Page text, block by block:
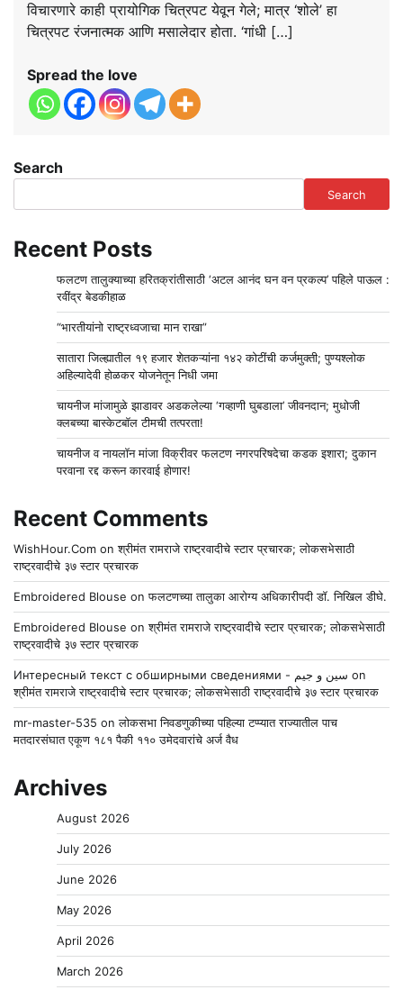
विचारणारे काही प्रायोगिक चित्रपट येवून गेले; मात्र ‘शोले’ हा
चित्रपट रंजनात्मक आणि मसालेदार होता. ‘गांधी […]
Spread the love
Search
Search
Recent Posts
फलटण तालुक्याच्या हरितक्रांतीसाठी ‘अटल आनंद घन वन प्रकल्प’ पहिले पाऊल :
रवींद्र बेडकीहाळ
“भारतीयांनो राष्ट्रध्वजाचा मान राखा”
सातारा जिल्ह्यातील १९ हजार शेतकऱ्यांना १४२ कोटींची कर्जमुक्ती; पुण्यश्लोक
अहिल्यादेवी होळकर योजनेतून निधी जमा
चायनीज मांजामुळे झाडावर अडकलेल्या ‘गव्हाणी घुबडाला’ जीवनदान; मुधोजी
क्लबच्या बास्केटबॉल टीमची तत्परता!
चायनीज व नायलॉन मांजा विक्रीवर फलटण नगरपरिषदेचा कडक इशारा; दुकान
परवाना रद्द करून कारवाई होणार!
Recent Comments
WishHour.Com onश्रीमंत रामराजे राष्ट्रवादीचे स्टार प्रचारक; लोकसभेसाठी
राष्ट्रवादीचे ३७ स्टार प्रचारक
Embroidered Blouse onफलटणच्या तालुका आरोग्य अधिकारीपदी डॉ. निखिल डीघे.
Embroidered Blouse onश्रीमंत रामराजे राष्ट्रवादीचे स्टार प्रचारक; लोकसभेसाठी
राष्ट्रवादीचे ३७ स्टार प्रचारक
Интересный текст с обширными сведениями - سين و جيم on
श्रीमंत रामराजे राष्ट्रवादीचे स्टार प्रचारक; लोकसभेसाठी राष्ट्रवादीचे ३७ स्टार प्रचारक
mr-master-535 onलोकसभा निवडणुकीच्या पहिल्या टप्प्यात राज्यातील पाच
मतदारसंघात एकूण १८१ पैकी ११० उमेदवारांचे अर्ज वैध
Archives
August 2026
July 2026
June 2026
May 2026
April 2026
March 2026